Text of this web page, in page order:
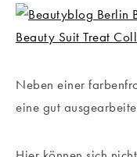
Neben einer
eine gut